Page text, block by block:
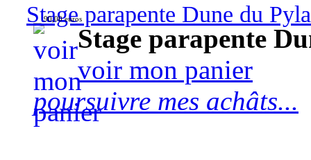
Stage parapente Dune du
90,00 euros
Stage parapente
voir mon panier
poursuivre mes achâts...